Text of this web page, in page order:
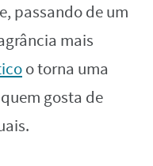
passando de um
mais
o torna uma
gosta de